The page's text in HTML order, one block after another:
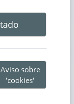
Aviso sobre
'cookies'